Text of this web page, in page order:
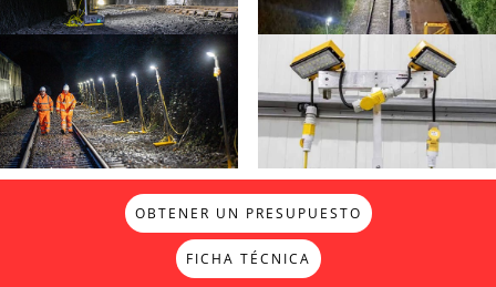
OBTENER UN PRESUPUESTO
FICHA TÉCNICA